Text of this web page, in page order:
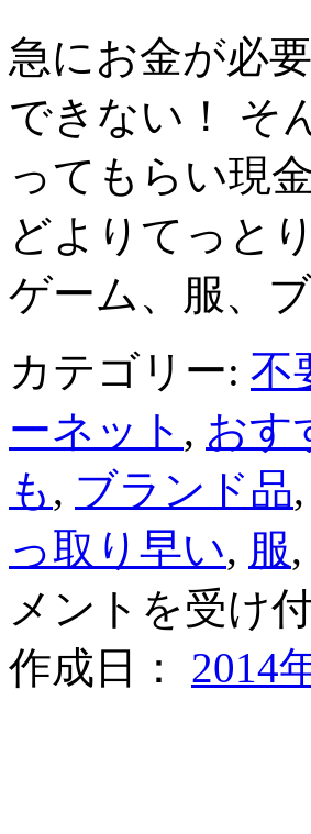
急にお金が必
できない！ そ
ってもらい現
どよりてっと
ゲーム、服、
カテゴリー: 不
ーネット , おす
も , ブランド品,
っ取り早い, 服,
メントを受け
作成日：
2014